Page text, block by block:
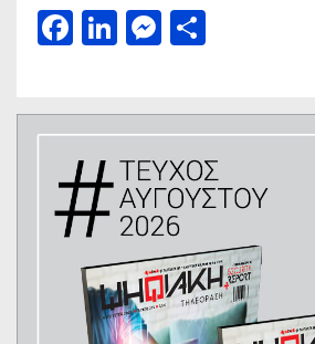
Facebook
LinkedIn
Messenger